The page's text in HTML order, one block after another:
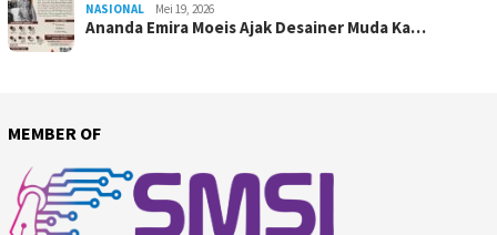
NASIONAL Mei 19, 2026
Ananda Emira Moeis Ajak Desainer Muda Ka…
MEMBER OF